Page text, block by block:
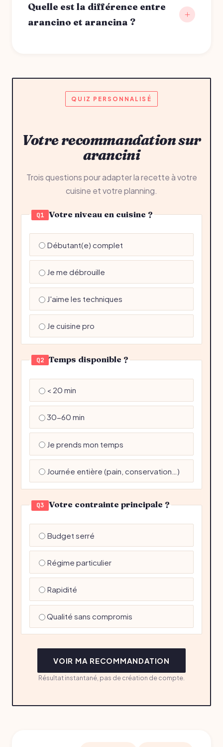
Quelle est la différence entre
arancino et arancina ?
QUIZ PERSONNALISÉ
Votre recommandation sur
arancini
Trois questions pour adapter la recette à votre
cuisine et votre planning.
Q1 Votre niveau en cuisine ?
Débutant(e) complet
Je me débrouille
J'aime les techniques
Je cuisine pro
Q2 Temps disponible ?
< 20 min
30-60 min
Je prends mon temps
Journée entière (pain, conservation…)
Q3 Votre contrainte principale ?
Budget serré
Régime particulier
Rapidité
Qualité sans compromis
VOIR MA RECOMMANDATION
Résultat instantané, pas de création de compte.